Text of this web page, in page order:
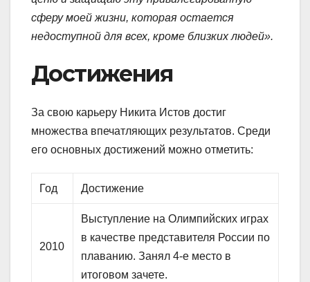
сферу моей жизни, которая остается
недоступной для всех, кроме близких людей».
Достижения
За свою карьеру Никита Истов достиг
множества впечатляющих результатов. Среди
его основных достижений можно отметить:
Год Достижение
2010
Выступление на Олимпийских играх
в качестве представителя России по
плаванию. Занял 4-е место в
итоговом зачете.